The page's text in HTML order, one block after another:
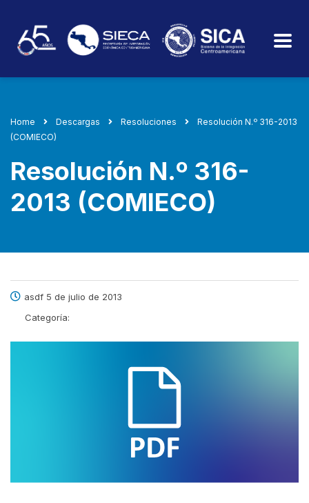
Home Descargas Resoluciones
Resolución N.º 316-2013
(COMIECO)
Resolución N.º 316-
2013 (COMIECO)
asdf 5 de julio de 2013
Categoría: